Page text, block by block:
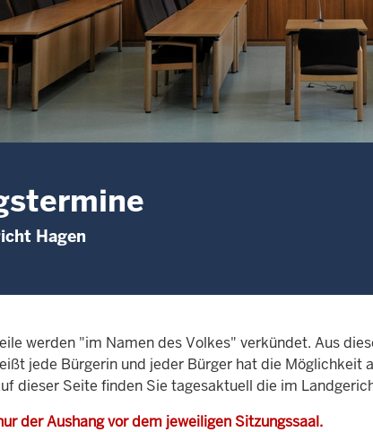
Hagen
werden "im Namen des Volkes" verkündet. Aus
jede Bürgerin und jeder Bürger hat die Möglichkeit
dieser Seite finden Sie tagesaktuell die im
der Aushang vor dem jeweiligen Sitzungssaal.